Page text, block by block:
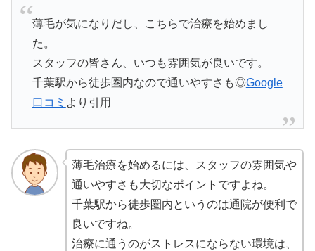
薄毛が気になりだし、こちらで治療を始めまし
た。
スタッフの皆さん、いつも雰囲気が良いです。
千葉駅から徒歩圏内なので通いやすさも◎Google
口コミ より引用
薄毛治療を始めるには、スタッフの雰囲気や
通いやすさも大切なポイントですよね。
千葉駅から徒歩圏内というのは通院が便利で
良いですね。
治療に通うのがストレスにならない環境は、